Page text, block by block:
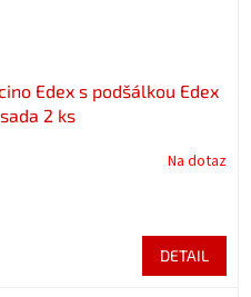
Edex s podšálkou Edex
2 ks
Na dotaz
DETAIL